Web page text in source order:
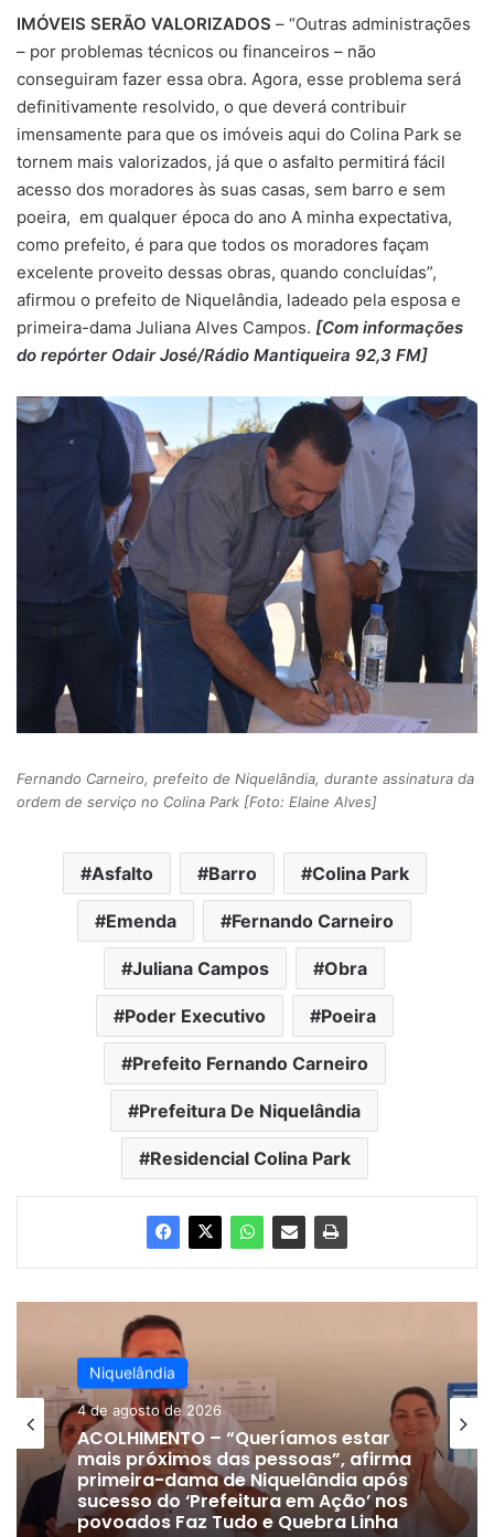
IMÓVEIS SERÃO VALORIZADOS – “Outras administrações
– por problemas técnicos ou financeiros – não
conseguiram fazer essa obra. Agora, esse problema será
definitivamente resolvido, o que deverá contribuir
imensamente para que os imóveis aqui do Colina Park se
tornem mais valorizados, já que o asfalto permitirá fácil
acesso dos moradores às suas casas, sem barro e sem
poeira, em qualquer época do ano A minha expectativa,
como prefeito, é para que todos os moradores façam
excelente proveito dessas obras, quando concluídas”,
afirmou o prefeito de Niquelândia, ladeado pela esposa e
primeira-dama Juliana Alves Campos. [Com informações
do repórter Odair José/Rádio Mantiqueira 92,3 FM]
Fernando Carneiro, prefeito de Niquelândia, durante assinatura da
ordem de serviço no Colina Park [Foto: Elaine Alves]
Asfalto Barro Colina Park
Emenda Fernando Carneiro
Juliana Campos Obra
Poder Executivo Poeira
Prefeito Fernando Carneiro
Prefeitura De Niquelândia
Residencial Colina Park
Niquelândia
4 de agosto de 2026
ACOLHIMENTO – “Queríamos estar
mais próximos das pessoas”, afirma
primeira-dama de Niquelândia após
sucesso do ‘Prefeitura em Ação’ nos
povoados Faz Tudo e Quebra Linha